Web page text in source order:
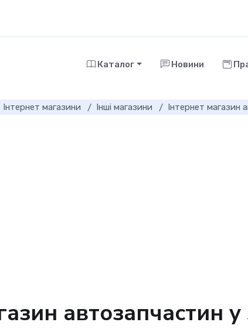
Каталог Новини
Інтернет магазини Інші магазини Інтернет магазин
автозапчастин у